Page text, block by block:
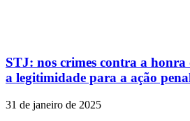
STJ: nos crimes contra a
a legitimidade para a ação
31 de janeiro de 2025